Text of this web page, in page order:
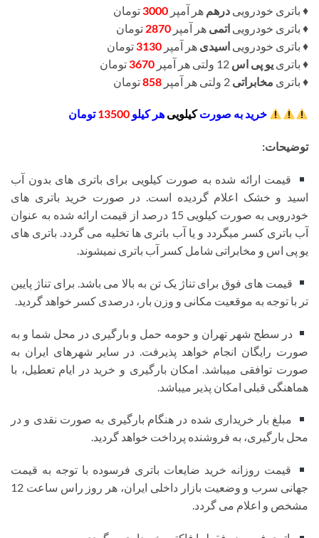
♦️ باتری خودرویی درهم هر آمپر 3000تومان
♦️ باتری خودرویی اتمی هر آمپر 2870 تومان
♦️ باتری خودرویی اسیدی هر آمپر 3130تومان
♦️ باتری یو پی اس 3670تومان
♦️ باتری مخابراتی 858تومان
خرید به صورتکیلویی هر کیلو 13500تومان
توضیحات:
قیمت ارائه شده به صورت کیلویی برای باتری های بدون آب
اسید و خشک اعلام گردیده است. در صورت خرید باتری های
خودرویی به صورت کیلویی 15 درصد از قیمت ارائه شده به عنوان
آب باتری کسر میگردد و یا آب باتری ها تخلیه می گردد. باتری های
یو پی اس و مخابراتی شامل کسر آب باتری نمیشوند.
قیمت های فوق برای تناژ یک تن به بالا می باشد. برای تناژ پایین
تر با توجه به موقعیت مکانی و وزن بار، درصدی کسر خواهد گردید.
در سطح شهر تهران و حومه حمل و بارگیری در محل شما و به
صورت رایگان انجام خواهد پذیرفت. در سایر شهرهای ایران به
صورت توافقی میباشد. امکان بارگیری و خرید در ایام تعطیل، با
هماهنگی قبلی امکان پذیر میباشد.
مبلغ بار خریداری شده در هنگام بارگیری به صورت نقدی و در
محل بارگیری، به فروشنده پرداخت خواهد گردید.
قیمت روزانه خرید ضایعات باتری فرسوده با توجه به قیمت
جهانی سرب و وضعیت بازار داخلی ایران، هر روز راس ساعت 12
مشخص و اعلام می گردد.